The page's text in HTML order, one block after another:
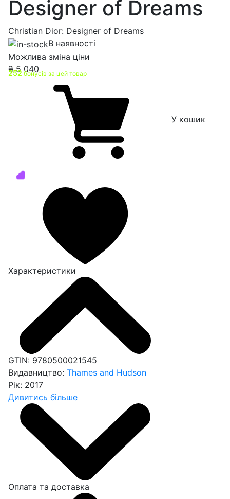
Designer of Dreams
Christian Dior: Designer of Dreams
В наявності
Можлива зміна ціни
₴5 040
252 бонусів за цей товар
У кошик
Характеристики
GTIN: 9780500021545
Видавництво: Thames and Hudson
Рік: 2017
Дивитись більше
Оплата та доставка